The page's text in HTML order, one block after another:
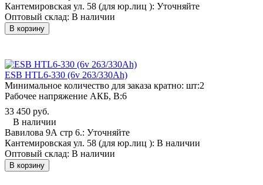
Кантемировская ул. 58 (для юр.лиц ): Уточняйте
Оптовый склад: В наличии
В корзину
ESB HTL6-330 (6v 263/330Ah)
Минимальное количество для заказа кратно: шт:2
Рабочее напряжение АКБ, B:6
33 450 руб.
В наличии
Вавилова 9А стр 6.: Уточняйте
Кантемировская ул. 58 (для юр.лиц ): В наличии
Оптовый склад: В наличии
В корзину